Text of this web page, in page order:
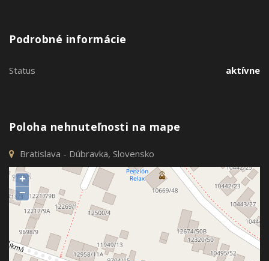
Podrobné informácie
Status aktívne
Poloha nehnuteľnosti na mape
Bratislava - Dúbravka, Slovensko
+
−